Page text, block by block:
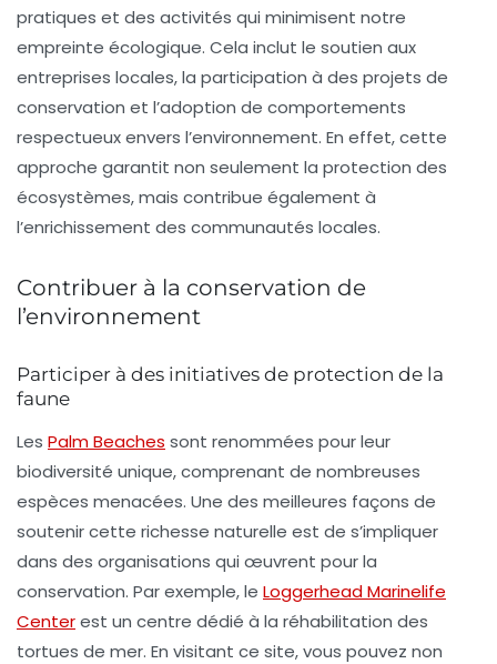
pratiques et des activités qui minimisent notre
empreinte écologique. Cela inclut le soutien aux
entreprises locales, la participation à des projets de
conservation et l’adoption de comportements
respectueux envers l’environnement. En effet, cette
approche garantit non seulement la protection des
écosystèmes, mais contribue également à
l’enrichissement des communautés locales.
Contribuer à la conservation de
l’environnement
Participer à des initiatives de protection de la
faune
Les Palm Beaches sont renommées pour leur
biodiversité unique, comprenant de nombreuses
espèces menacées. Une des meilleures façons de
soutenir cette richesse naturelle est de s’impliquer
dans des organisations qui œuvrent pour la
conservation. Par exemple, le Loggerhead Marinelife
Centerest un centre dédié à la réhabilitation des
tortues de mer. En visitant ce site, vous pouvez non